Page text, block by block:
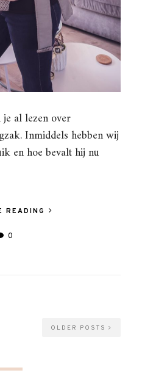
al lezen over
Inmiddels hebben wij
en hoe bevalt hij nu
READING
0
OLDER POSTS